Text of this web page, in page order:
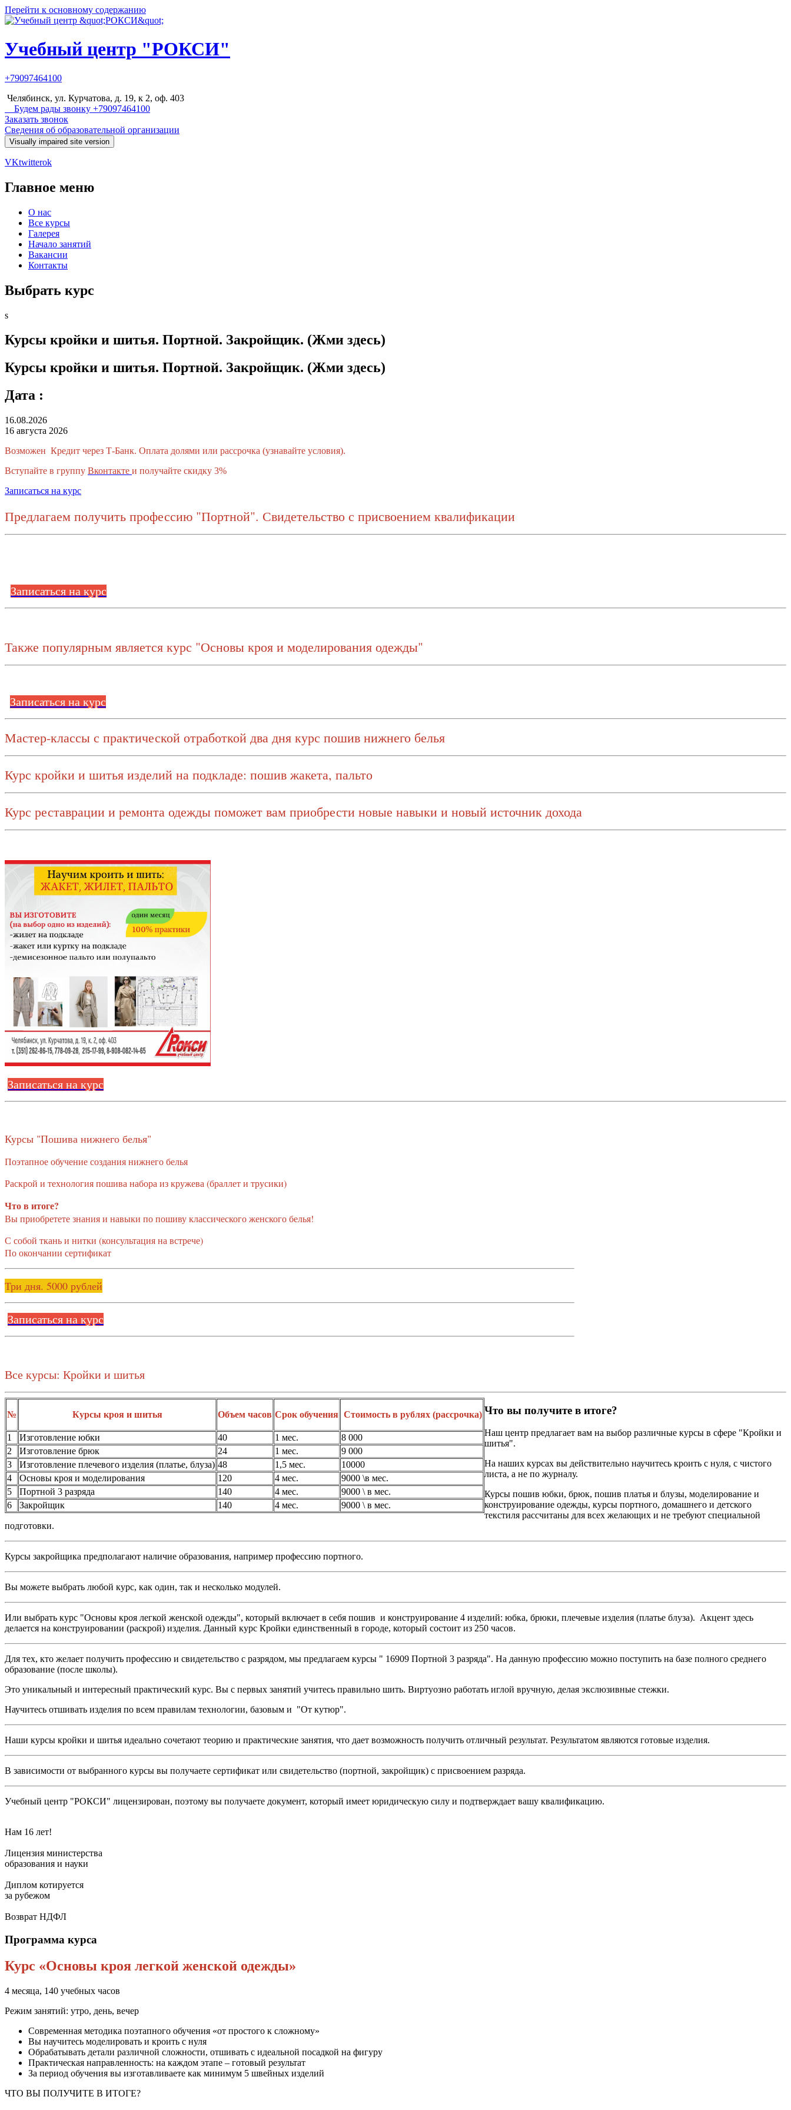
Перейти к основному содержанию
Учебный центр "РОКСИ"
+79097464100
Челябинск, ул. Курчатова, д. 19, к 2, оф. 403
Будем рады звонку +79097464100
Заказать звонок
Сведения об образовательной организации
VKtwitterok
Главное меню
О нас
Все курсы
Галерея
Начало занятий
Вакансии
Контакты
Выбрать курс
s
Курсы кройки и шитья. Портной. Закройщик. (Жми здесь)
Курсы кройки и шитья. Портной. Закройщик. (Жми здесь)
Дата :
16.08.2026
16 августа 2026
Возможен Кредит через Т-Банк. Оплата долями или рассрочка (узнавайте условия).
Вступайте в группу Вконтакте и получайте скидку 3%
Записаться на курс
Предлагаем получить профессию "Портной". Свидетельство с присвоением квалификации
Записаться на курс
Также популярным является курс "Основы кроя и моделирования одежды"
Записаться на курс
Мастер-классы с практической отработкой два дня курс пошив нижнего белья
Курс кройки и шитья изделий на подкладе: пошив жакета, пальто
Курс реставрации и ремонта одежды поможет вам приобрести новые навыки и новый источник дохода
Записаться на курс
Курсы "Пошива нижнего белья"
Поэтапное обучение создания нижнего белья
Раскрой и технология пошива набора из кружева (браллет и трусики)
Что в итоге?
Вы приобретете знания и навыки по пошиву классического женского белья!
С собой ткань и нитки (консультация на встрече)
По окончании сертификат
Три дня. 5000 рублей
Записаться на курс
Все курсы: Кройки и шитья
№ Курсы кроя и шитья Объем часов Срок обучения Стоимость в рублях (рассрочка)
1 Изготовление юбки 40 1 мес.
8 000
2
Изготовление брюк 24 1 мес.
9 000
3
Изготовление плечевого изделия (платье, блуза) 48 1,5 мес.
10000
4
Основы кроя и моделирования 120 4 мес.
9000 \в мес.
5
Портной 3 разряда 140 4 мес.
9000 \ в мес.
6
Закройщик 140 4 мес. 9000 \ в мес.
Что вы получите в итоге?
Наш центр предлагает вам на выбор различные курсы в сфере "Кройки и
шитья".
На наших курсах вы действительно научитесь кроить с нуля, с чистого
листа, а не по журналу.
Курсы пошив юбки, брюк, пошив платья и блузы, моделирование и
конструирование одежды, курсы портного, домашнего и детского
текстиля рассчитаны для всех желающих и не требуют специальной
подготовки.
Курсы закройщика предполагают наличие образования, например профессию портного.
Вы можете выбрать любой курс, как один, так и несколько модулей.
Или выбрать курс "Основы кроя легкой женской одежды", который включает в себя пошив и конструирование 4 изделий: юбка, брюки, плечевые изделия (платье блуза). Акцент здесь
делается на конструировании (раскрой) изделия. Данный курс Кройки единственный в городе, который состоит из 250 часов.
Для тех, кто желает получить профессию и свидетельство с разрядом, мы предлагаем курсы " 16909 Портной 3 разряда". На данную профессию можно поступить на базе полного среднего
образование (после школы).
Это уникальный и интересный практический курс. Вы с первых занятий учитесь правильно шить. Виртуозно работать иглой вручную, делая экслюзивные стежки.
Научитесь отшивать изделия по всем правилам технологии, базовым и "От кутюр".
Наши курсы кройки и шитья идеально сочетают теорию и практические занятия, что дает возможность получить отличный результат. Результатом являются готовые изделия.
В зависимости от выбранного курсы вы получаете сертификат или свидетельство (портной, закройщик) с присвоением разряда.
Учебный центр "РОКСИ" лицензирован, поэтому вы получаете документ, который имеет юридическую силу и подтверждает вашу квалификацию.
Нам 16 лет!
Лицензия министерства
образования и науки
Диплом котируется
за рубежом
Возврат НДФЛ
Программа курса
Курс «Основы кроя легкой женской одежды»
4 месяца, 140 учебных часов
Режим занятий: утро, день, вечер
Современная методика поэтапного обучения «от простого к сложному»
Вы научитесь моделировать и кроить с нуля
Обрабатывать детали различной сложности, отшивать с идеальной посадкой на фигуру
Практическая направленность: на каждом этапе – готовый результат
За период обучения вы изготавливаете как минимум 5 швейных изделий
ЧТО ВЫ ПОЛУЧИТЕ В ИТОГЕ?